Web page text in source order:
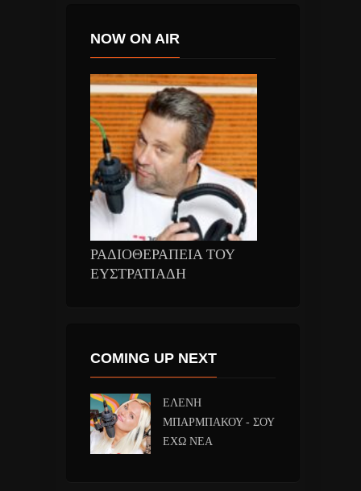
NOW ON AIR
ΡΑΔΙΟΘΕΡΑΠΕΙΑ ΤΟΥ
ΕΥΣΤΡΑΤΙΑΔΗ
COMING UP NEXT
ΕΛΕΝΗ
ΜΠΑΡΜΠΑΚΟΥ - ΣΟΥ
ΕΧΩ ΝΕΑ